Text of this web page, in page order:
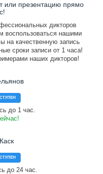
или презентацию прямо
дикторов
воспользоваться нашими
на качественную запись
сроки записи от 1 часа!
наших дикторов!
до 1 час.
до 24 час.